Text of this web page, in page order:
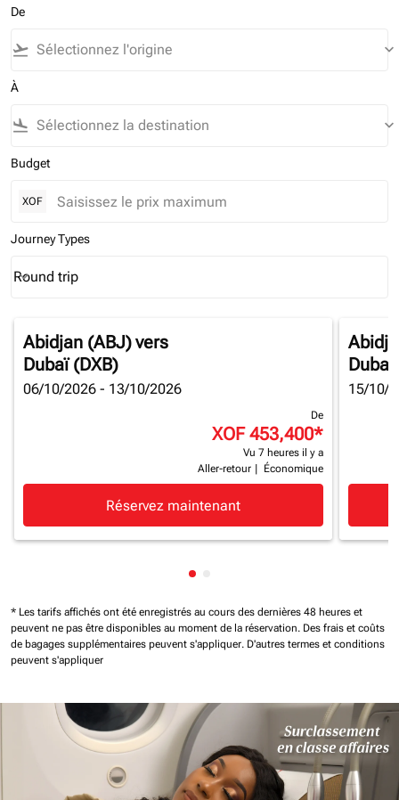
De
flight_takeoff keyboard_arrow_down
À
flight_land keyboard_arrow_down
Budget
XOF
Journey Types
Journey Types option Round trip Selected
Round trip
keyboard_arrow_down
Abidjan (ABJ)vers
Dubaï (DXB)
06/10/2026 - 13/10/2026
De
XOF 453,400*
Vu 7 heures il y a
Aller-retour
Économique
Réservez maintenant
Dubaï
15/10/
Affichage de cmp-pagination-
* Les tarifs affichés ont été enregistrés au cours des dernières 48 heures et
peuvent ne pas être disponibles au moment de la réservation. Des frais et coûts
de bagages supplémentaires peuvent s'appliquer. D'autres termes et conditions
peuvent s'appliquer